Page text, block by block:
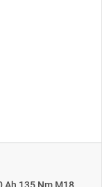
Ah 135 Nm M18